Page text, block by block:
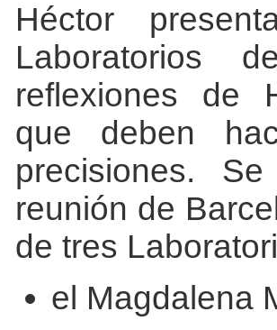
Héctor
Laboratorios
reflexiones de
que deben
precisiones.
reunión de
de tres
el Magdalena